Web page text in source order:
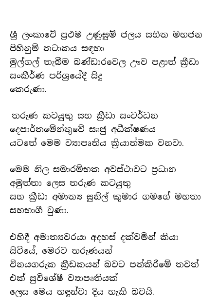
ශ්‍රී ලංකාවේ ප්‍රථම උණුසුම් ජලය සහිත මහජන
පිහිනුම් තටාකය සඳහා
මුල්ගල් තැබීම බණ්ඩාරවෙල ඌව පළාත් ක්‍රීඩා
සංකීර්ණ පරිශ්‍රයේදී සිදු
කෙරුණා.
තරුණ කටයුතු සහ ක්‍රීඩා සංවර්ධන
දෙපාර්තමේන්තුවේ සෘජු අධීක්ෂණය
යටතේ මෙම ව්‍යාපෘතිය ක්‍රියාත්මක වනවා.
මෙම නිල සමාරම්භක අවස්ථාවට ප්‍රධාන
අමුත්තා ලෙස තරුණ කටයුතු
සහ ක්‍රීඩා අමාත්‍ය සුනිල් කුමාර ගමගේ මහතා
සහභාගී වුණා.
එහිදී අමාත්‍යවරයා අදහස් දක්වමින් කියා
සිටියේ, මෙරට තරුණයන්
විනයගරුක ක්‍රීඩකයන් බවට පත්කිරීමේ තවත්
එක් සුවිශේෂී ව්‍යාපෘතියක්
ලෙස මෙය හඳුන්වා දිය හැකි බවයි.